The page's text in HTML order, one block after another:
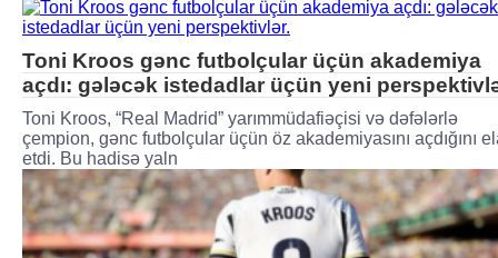
Toni Kroos gənc futbolçular üçün akademiya
açdı: gələcək istedadlar üçün yeni
Toni Kroos, “Real Madrid” yarımmüdafiəçisi və dəfələrlə
çempion, gənc futbolçular üçün öz akademiyasını açdığını
etdi. Bu hadisə yaln